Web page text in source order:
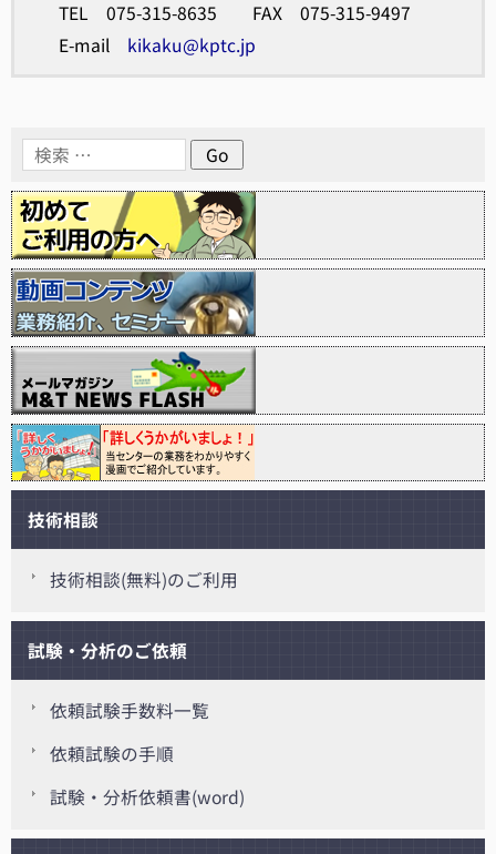
TEL 075-315-8635 FAX 075-315-9497
E-mail kikaku@kptc.jp
技術相談
技術相談(無料)のご利用
試験・分析のご依頼
依頼試験手数料一覧
依頼試験の手順
試験・分析依頼書(word)